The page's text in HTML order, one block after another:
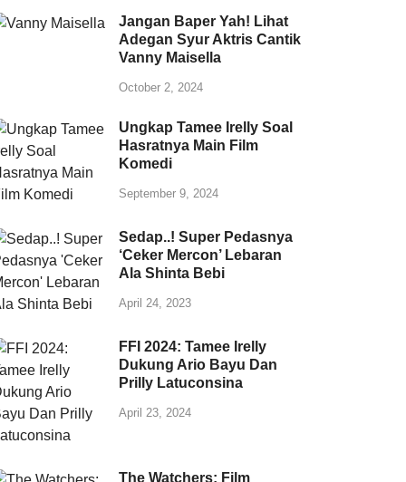
Jangan Baper Yah! Lihat
Adegan Syur Aktris Cantik
Vanny Maisella
October 2, 2024
Ungkap Tamee Irelly Soal
Hasratnya Main Film
Komedi
September 9, 2024
Sedap..! Super Pedasnya
‘Ceker Mercon’ Lebaran
Ala Shinta Bebi
April 24, 2023
FFI 2024: Tamee Irelly
Dukung Ario Bayu Dan
Prilly Latuconsina
April 23, 2024
The Watchers: Film